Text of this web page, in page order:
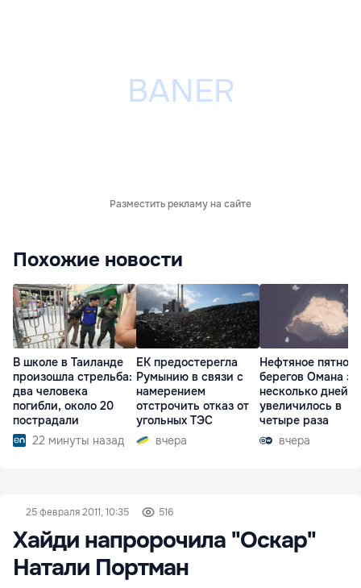
Разместить рекламу на сайте
Похожие новости
В школе в Таиланде
произошла стрельба:
два человека
погибли, около 20
пострадали
22 минуты назад
ЕК предостерегла
Румынию в связи с
намерением
отстрочить отказ от
угольных ТЭС
вчера
Нефтяное пятно у
берегов Омана за
несколько дней
увеличилось в
четыре раза
вчера
25 февраля 2011, 10:35 516
Хайди напророчила "Оскар"
Натали Портман